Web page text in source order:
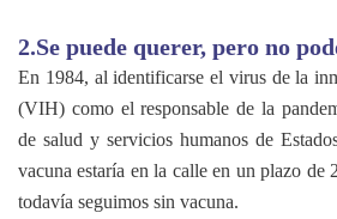
2.Se puede querer, pero no
En 1984, al identificarse el virus de la
(VIH) como el responsable de la
de salud y servicios humanos de
vacuna estaría en la calle en un plazo de
todavía seguimos sin vacuna.